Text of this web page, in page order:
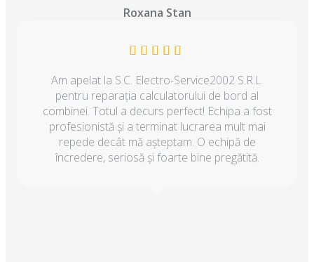
Roxana Stan
Am apelat la S.C. Electro-Service2002 S.R.L.
pentru reparația calculatorului de bord al
combinei. Totul a decurs perfect! Echipa a fost
profesionistă și a terminat lucrarea mult mai
repede decât mă așteptam. O echipă de
încredere, seriosă și foarte bine pregătită.